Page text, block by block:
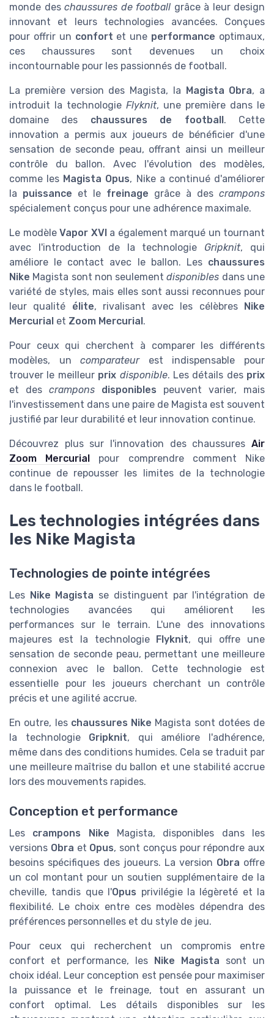
monde des chaussures de football grâce à leur design
innovant et leurs technologies avancées. Conçues
pour offrir un confort et une performance optimaux,
ces chaussures sont devenues un choix
incontournable pour les passionnés de football.
La première version des Magista, la Magista Obra, a
introduit la technologie Flyknit, une première dans le
domaine des chaussures de football. Cette
innovation a permis aux joueurs de bénéficier d'une
sensation de seconde peau, offrant ainsi un meilleur
contrôle du ballon. Avec l'évolution des modèles,
comme les Magista Opus, Nike a continué d'améliorer
la puissance et le freinage grâce à des crampons
spécialement conçus pour une adhérence maximale.
Le modèle Vapor XVIa également marqué un tournant
avec l'introduction de la technologie Gripknit, qui
améliore le contact avec le ballon. Les chaussures
Nike Magista sont non seulementdisponibles dans une
variété de styles, mais elles sont aussi reconnues pour
leur qualité élite, rivalisant avec les célèbres Nike
Mercurial et Zoom Mercurial.
Pour ceux qui cherchent à comparer les différents
modèles, uncomparateurest indispensable pour
trouver le meilleur prix disponible. Les détails des prix
et des crampons disponibles peuvent varier, mais
l'investissement dans une paire de Magista est souvent
justifié par leur durabilité et leur innovation continue.
Découvrez plus sur l'innovation des chaussures Air
Zoom Mercurial pour comprendre comment Nike
continue de repousser les limites de la technologie
dans le football.
Les technologies intégrées dans
les Nike Magista
Technologies de pointe intégrées
Les Nike Magista se distinguent par l'intégration de
technologies avancées qui améliorent les
performances sur le terrain. L'une des innovations
majeures est la technologie Flyknit, qui offre une
sensation de seconde peau, permettant une meilleure
connexion avec le ballon. Cette technologie est
essentielle pour les joueurs cherchant un contrôle
précis et une agilité accrue.
En outre, les chaussures Nike Magista sont dotées de
la technologie Gripknit, qui améliore l'adhérence,
même dans des conditions humides. Cela se traduit par
une meilleure maîtrise du ballon et une stabilité accrue
lors des mouvements rapides.
Conception et performance
Les crampons Nike Magista, disponibles dans les
versions Obra et Opus, sont conçus pour répondre aux
besoins spécifiques des joueurs. La version Obra offre
un col montant pour un soutien supplémentaire de la
cheville, tandis que l'Opus privilégie la légèreté et la
flexibilité. Le choix entre ces modèles dépendra des
préférences personnelles et du style de jeu.
Pour ceux qui recherchent un compromis entre
confort et performance, les
Nike Magista sont un
choix idéal. Leur conception est pensée pour maximiser
la puissance et le freinage, tout en assurant un
confort optimal. Les détails disponibles sur les